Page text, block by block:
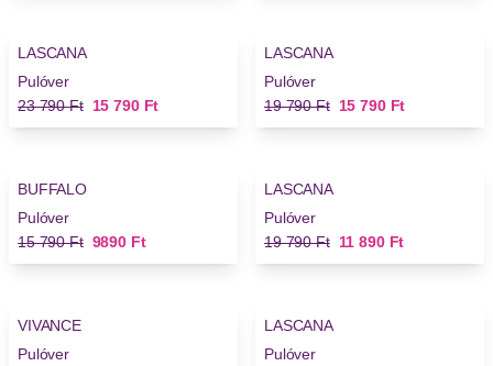
LASCANA
Pulóver
Régi ár
23 790 Ft Új ár
15 790 Ft
LASCANA
Pulóver
Régi ár
19 790 Ft Új ár
15 790 Ft
BUFFALO
Pulóver
Régi ár
15 790 Ft Új ár
9890 Ft
LASCANA
Pulóver
Régi ár
19 790 Ft Új ár
11 890 Ft
VIVANCE
Pulóver
LASCANA
Pulóver